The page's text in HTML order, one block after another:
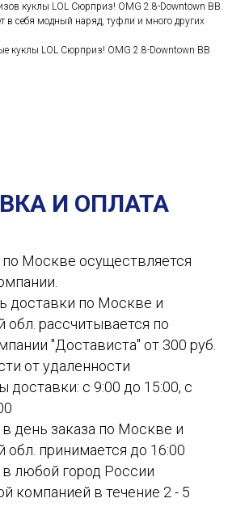
куклы LOL Сюрприз! OMG 2.8-Downtown BB.
в себя модный наряд, туфли и много других
куклы LOL Сюрприз! OMG 2.8-Downtown BB
И ОПЛАТА
по Москве осуществляется
доставки по Москве и
рассчитывается по
"Достависта" от 300 руб.
от удаленности
доставки: с 9:00 до 15:00, с
день заказа по Москве и
принимается до 16:00
любой город России
компанией в течение 2 - 5